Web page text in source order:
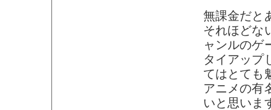
無課金だと
それほどな
ャンルのゲ
タイアップ
てはとても
アニメの有
いと思いま